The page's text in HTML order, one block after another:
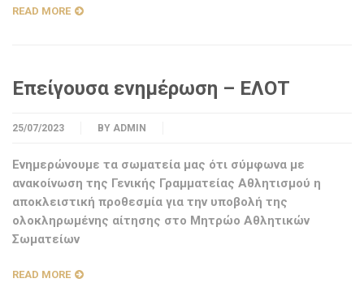
READ MORE
Επείγουσα ενημέρωση – ΕΛΟΤ
25/07/2023 BY ADMIN
Ενημερώνουμε τα σωματεία μας ότι σύμφωνα με
ανακοίνωση της Γενικής Γραμματείας Αθλητισμού η
αποκλειστική προθεσμία για την υποβολή της
ολοκληρωμένης αίτησης στο Μητρώο Αθλητικών
Σωματείων
READ MORE